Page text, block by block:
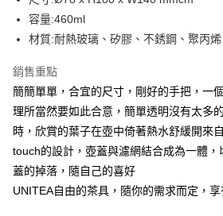
相關說明
【大哥付你分期使用說明】
1.本服務由台灣大哥大提供，台灣大哥大用戶可
流程，驗證手機門號後，選擇欲分期的期數、繳
成交易。
3.實際核准額度、可分期數及費用金額請依後續
4.訂單成立30分鐘內，如未前往確認交易或遇
消。如遇「轉專審核」未通過狀況，表示未達大
法說明評估內容。
【繳款方式說明】
1.分期款項不併入電信帳單，「大哥付你分期」
2.透過簡訊連結打開帳單後，可選擇「超商條碼
AFTEE先享後付
【關於「AFTEE先享後付」】
AFTEE先享後付是「在收到商品之後才付款」
１．簡單：不需註冊會員、不需綁卡、不需儲值
２．便利：只要手機號碼，簡訊認證，即可結帳
３．安心：先確認商品／服務後，再付款。
【「AFTEE先享後付」結帳流程】
１．於結帳方式選擇「AFTEE先享後付」後，將
ATM付款
運送方式
付款後全家取貨
每筆NT$70，滿NT$899(含以上)免運費
付款後7-11取貨
容量:460ml
材質:耐熱玻璃、矽膠、不銹鋼、聚丙烯
銷售重點
簡簡單單，合宜的尺寸，剛好的手把，一
理所當然要如此合意，簡單透明沒有太多
時，欣賞的葉子在壺中倚著熱水舒緩開來
touch的設計，壺蓋與濾網結合成為一體
蓋的掉落，隨自己的喜好
UNITEA自由的茶具，隨你的需求而定，享